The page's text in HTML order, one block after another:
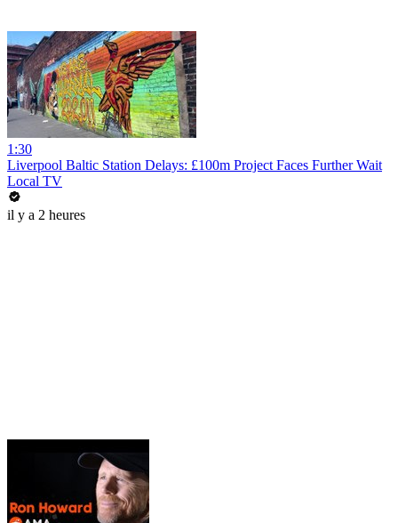
1:30
Liverpool Baltic Station Delays: £100m Project Faces Further Wait
Local TV
il y a 2 heures